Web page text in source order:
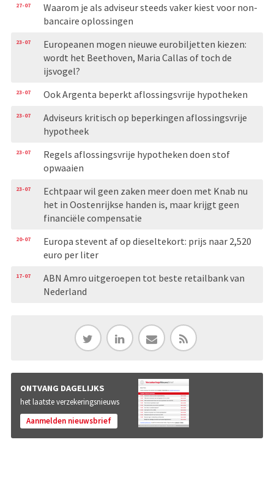
27-07
Waarom je als adviseur steeds vaker kiest voor non-
bancaire oplossingen
23-07
Europeanen mogen nieuwe eurobiljetten kiezen:
wordt het Beethoven, Maria Callas of toch de
ijsvogel?
23-07 Ook Argenta beperkt aflossingsvrije hypotheken
23-07
Adviseurs kritisch op beperkingen aflossingsvrije
hypotheek
23-07
Regels aflossingsvrije hypotheken doen stof
opwaaien
23-07
Echtpaar wil geen zaken meer doen met Knab nu
het in Oostenrijkse handen is, maar krijgt geen
financiële compensatie
20-07
Europa stevent af op dieseltekort: prijs naar 2,520
euro per liter
17-07
ABN Amro uitgeroepen tot beste retailbank van
Nederland
ONTVANG DAGELIJKS
het laatste verzekeringsnieuws
Aanmelden nieuwsbrief